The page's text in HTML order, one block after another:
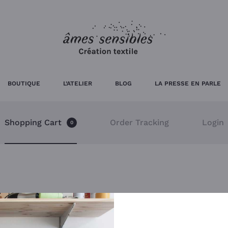
BOUTIQUE L’ATELIER BLOG LA PRESSE EN PARLE
Shopping Cart 0 Order Tracking Login
Votre panier est actuellement vide.